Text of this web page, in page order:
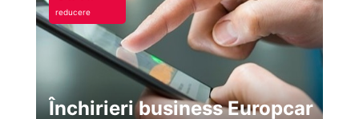
reducere
Închirieri business Europcar